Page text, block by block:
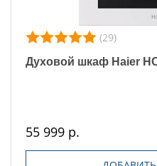
(29)
Духовой шкаф Haier
55 999 р.